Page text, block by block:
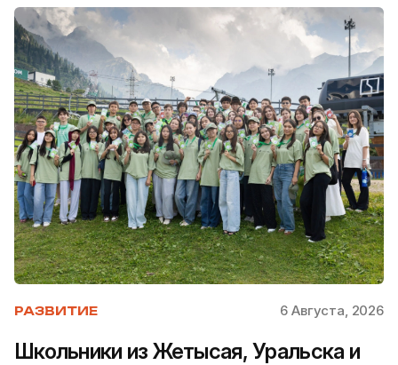
РАЗВИТИЕ 6 Августа, 2026
Школьники из Жетысая, Уральска и